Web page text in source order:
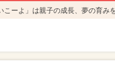
ーよ」は親子の成長、夢の育み